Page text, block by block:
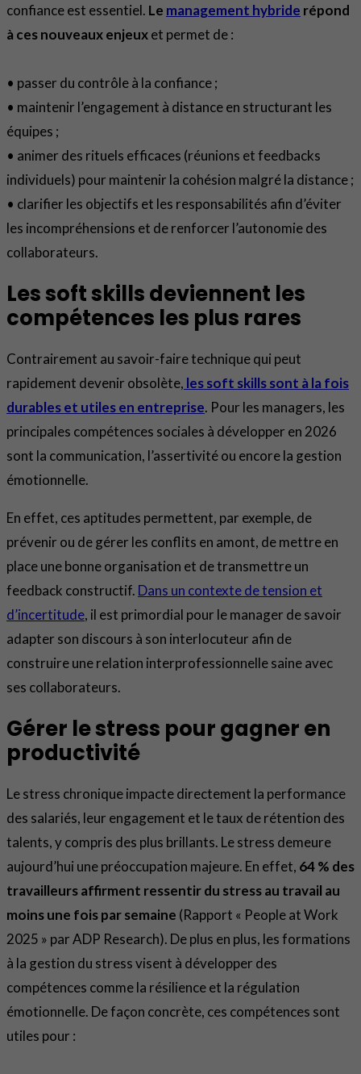
confiance est essentiel. Le management hybride répond
à ces nouveaux enjeuxet permet de :
• passer du contrôle à la confiance ;
• maintenir l’engagement à distance en structurant les
équipes ;
• animer des rituels efficaces (réunions et feedbacks
individuels) pour maintenir la cohésion malgré la distance ;
• clarifier les objectifs et les responsabilités afin d’éviter
les incompréhensions et de renforcer l’autonomie des
collaborateurs.
Les soft skills deviennent les
compétences les plus rares
Contrairement au savoir-faire technique qui peut
rapidement devenir obsolète, les soft skills sont à la fois
durables et utiles en entreprise. Pour les managers, les
principales compétences sociales à développer en 2026
sont la communication, l’assertivité ou encore la gestion
émotionnelle.
En effet, ces aptitudes permettent, par exemple, de
prévenir ou de gérer les conflits en amont, de mettre en
place une bonne organisation et de transmettre un
feedback constructif. Dans un contexte de tension et
d’incertitude, il est primordial pour le manager de savoir
adapter son discours à son interlocuteur afin de
construire une relation interprofessionnelle saine avec
ses collaborateurs.
Gérer le stress pour gagner en
productivité
Le stress chronique impacte directement la performance
des salariés, leur engagement et le taux de rétention des
talents, y compris des plus brillants. Le stress demeure
aujourd’hui une préoccupation majeure. En effet, 64 % des
travailleurs affirment ressentir du stress au travail au
moins une fois par semaine (Rapport « People at Work
2025 » par ADP Research). De plus en plus, les formations
à la gestion du stress visent à développer des
compétences comme la résilience et la régulation
émotionnelle. De façon concrète, ces compétences sont
utiles pour :